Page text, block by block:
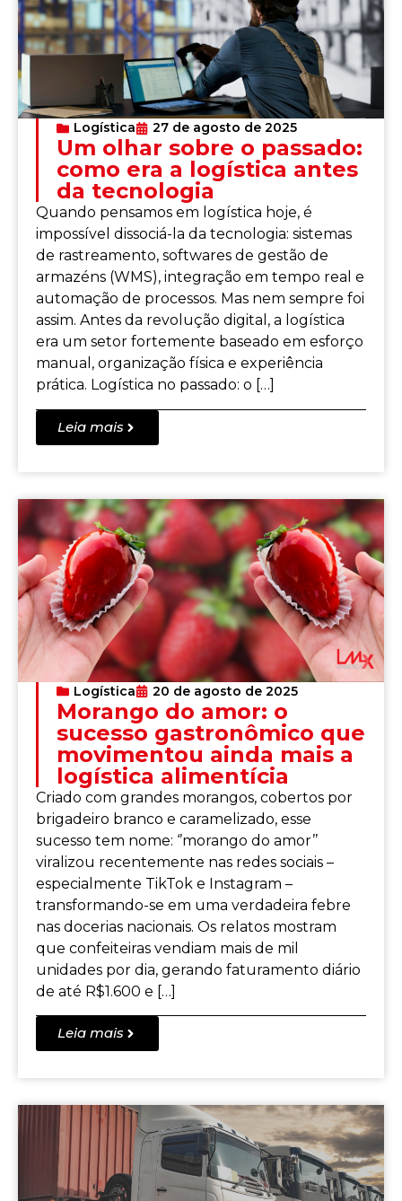
Logística 27 de agosto de 2025
Um olhar sobre o passado:
como era a logística antes
da tecnologia
Quando pensamos em logística hoje, é
impossível dissociá-la da tecnologia: sistemas
de rastreamento, softwares de gestão de
armazéns (WMS), integração em tempo real e
automação de processos. Mas nem sempre foi
assim. Antes da revolução digital, a logística
era um setor fortemente baseado em esforço
manual, organização física e experiência
prática. Logística no passado: o […]
Leia mais
Logística 20 de agosto de 2025
Morango do amor: o
sucesso gastronômico que
movimentou ainda mais a
logística alimentícia
Criado com grandes morangos, cobertos por
brigadeiro branco e caramelizado, esse
sucesso tem nome: ‘’morango do amor’’
viralizou recentemente nas redes sociais –
especialmente TikTok e Instagram –
transformando-se em uma verdadeira febre
nas docerias nacionais. Os relatos mostram
que confeiteiras vendiam mais de mil
unidades por dia, gerando faturamento diário
de até R$1.600 e […]
Leia mais